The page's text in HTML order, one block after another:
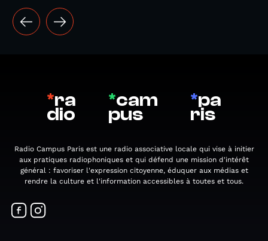
*ra
dio
*cam
pus
*pa
ris
Radio Campus Paris est une radio associative locale qui vise à initier
aux pratiques radiophoniques et qui défend une mission d'intérêt
général : favoriser l'expression citoyenne, éduquer aux médias et
rendre la culture et l'information accessibles à toutes et tous.